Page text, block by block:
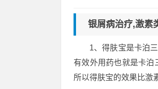
银屑病治疗,激素
1、得肤宝是卡泊
有效外用药也就是卡泊
所以得肤宝的效果比激